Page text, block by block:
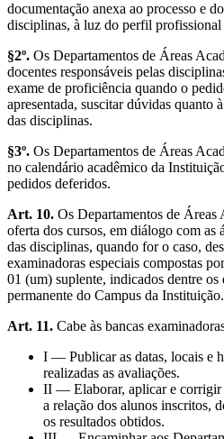
documentação anexa ao processo e
disciplinas, à luz do perfil profissional
§2º. Os Departamentos de Áreas
docentes responsáveis pelas
exame de proficiência quando o
apresentada, suscitar dúvidas quanto
das disciplinas.
§3º. Os Departamentos de Áreas
no calendário acadêmico da
pedidos deferidos.
Art. 10. Os Departamentos de Áreas
oferta dos cursos, em diálogo com as
das disciplinas, quando for o caso,
examinadoras especiais compostas
01 (um) suplente, indicados dentre os
permanente do Campus da Instituição.
Art. 11. Cabe às bancas
I — Publicar as datas, locais e
realizadas as avaliações.
II — Elaborar, aplicar e corrigir
a relação dos alunos inscritos,
os resultados obtidos.